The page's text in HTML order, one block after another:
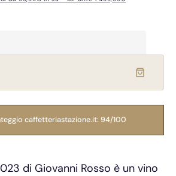
caffetteriastazione.it: 94/100
di Giovanni Rosso è un vino